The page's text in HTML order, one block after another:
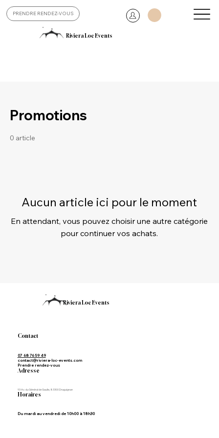
PRENDRE RENDEZ-VOUS
Riviera Loc Events
Promotions
0 article
Aucun article ici pour le moment
En attendant, vous pouvez choisir une autre catégorie
pour continuer vos achats.
Riviera Loc Events
Contact
07 68 76 59 49
contact@riviera-loc-events.com
Prendre rendez-vous
Adresse
93 Av. du Général de Gaulle, 83300 Draguignan
Horaires
Du mardi au vendredi de 10h00 à 18h30